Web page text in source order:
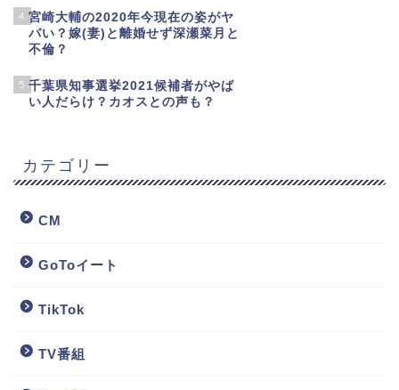
4 宮崎大輔の2020年今現在の姿がヤ
バい？嫁(妻)と離婚せず深瀬菜月と
不倫？
5 千葉県知事選挙2021候補者がやば
い人だらけ？カオスとの声も？
カテゴリー
CM
GoToイート
TikTok
TV番組